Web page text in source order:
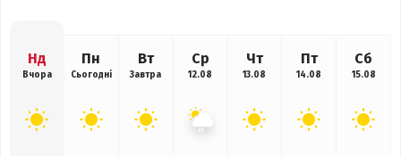
Нд
Вчора
Пн
Сьогодні
Вт
Завтра
Ср
12.08
Чт
13.08
Пт
14.08
Сб
15.08